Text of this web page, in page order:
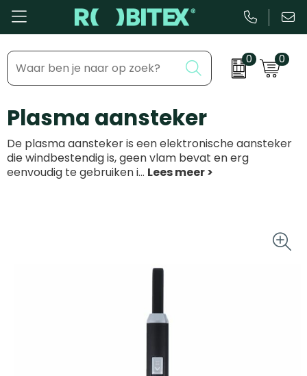
0 0
Bestsellers
Beurs & Event
Kantoor & Schrijfwaren
Eten & Drinkware
Inhaakmomenten
Feestdagen
Zakelijke evenementen
Dag van de ...
Plasma aansteker
De plasma aansteker is een elektronische aansteker
die windbestendig is, geen vlam bevat en erg
eenvoudig te gebruiken i...